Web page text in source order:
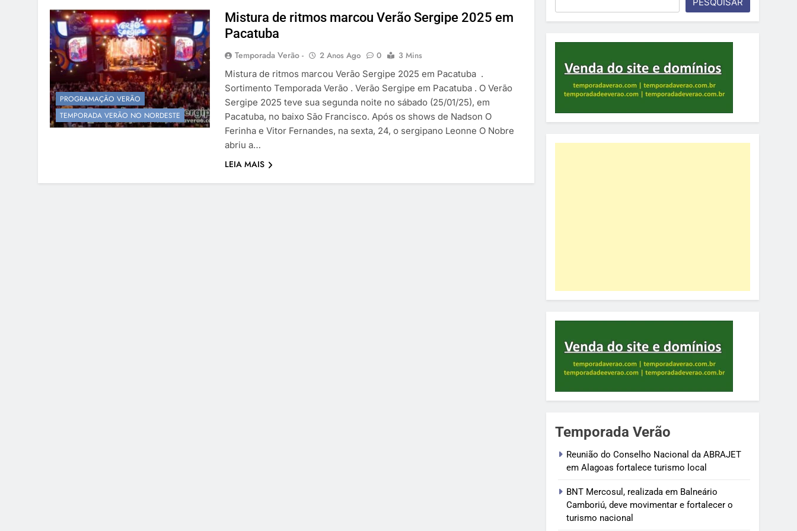
PROGRAMAÇÃO VERÃO
TEMPORADA VERÃO NO NORDESTE
Mistura de ritmos marcou Verão Sergipe 2025 em
Pacatuba
Temporada Verão - 2 Anos Ago 0
3 Mins
Mistura de ritmos marcou Verão Sergipe 2025 em Pacatuba .
Sortimento Temporada Verão . Verão Sergipe em Pacatuba . O Verão
Sergipe 2025 teve sua segunda noite no sábado (25/01/25), em
Pacatuba, no baixo São Francisco. Após os shows de Nadson O
Ferinha e Vitor Fernandes, na sexta, 24, o sergipano Leonne O Nobre
abriu a…
LEIA MAIS
Temporada Verão
Reunião do Conselho Nacional da ABRAJET
em Alagoas fortalece turismo local
BNT Mercosul, realizada em Balneário
Camboriú, deve movimentar e fortalecer o
turismo nacional